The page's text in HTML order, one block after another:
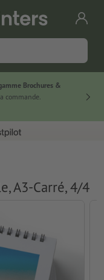
Brochures &
commande.
A3-Carré, 4/4